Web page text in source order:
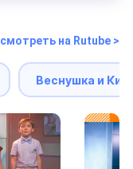
смотреть на Rutube >
Веснушка и